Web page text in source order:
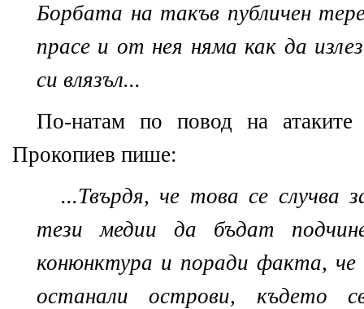
Борбата на такъв публичен
прасе и от нея няма как да
си влязъл...
По-натам по повод на атаките
Прокопиев пише:
...Твърдя, че това се случва
тези медии да бъдат
конюнктура и поради факта,
останали острови, къдeто